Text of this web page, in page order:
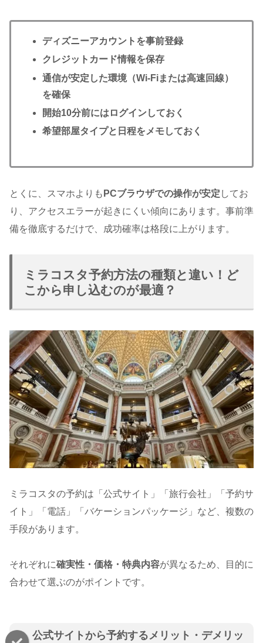
ディズニーアカウントを事前登録
クレジットカード情報を保存
通信が安定した環境（Wi-Fiまたは高速回線）
を確保
開始10分前にはログインしておく
希望部屋タイプと日程をメモしておく
とくに、スマホよりも PCブラウザでの操作が安定 してお
り、アクセスエラーが起きにくい傾向にあります。事前準
備を徹底するだけで、成功確率は格段に上がります。
ミラコスタ予約方法の種類と違い！ど
こから申し込むのが最適？
ミラコスタの予約は「公式サイト」「旅行会社」「予約サ
イト」「電話」「バケーションパッケージ」など、複数の
手段があります。
それぞれに確実性・価格・特典内容が異なるため、目的に
合わせて選ぶのがポイントです。
公式サイトから予約するメリット・デメリッ